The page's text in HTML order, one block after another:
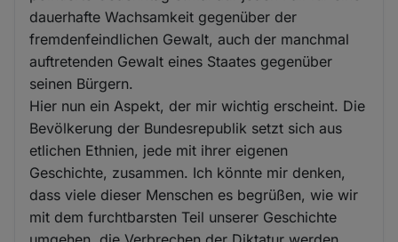
dauerhafte Wachsamkeit gegenüber der
fremdenfeindlichen Gewalt, auch der manchmal
auftretenden Gewalt eines Staates gegenüber
seinen Bürgern.
Hier nun ein Aspekt, der mir wichtig erscheint. Die
Bevölkerung der Bundesrepublik setzt sich aus
etlichen Ethnien, jede mit ihrer eigenen
Geschichte, zusammen. Ich könnte mir denken,
dass viele dieser Menschen es begrüßen, wie wir
mit dem furchtbarsten Teil unserer Geschichte